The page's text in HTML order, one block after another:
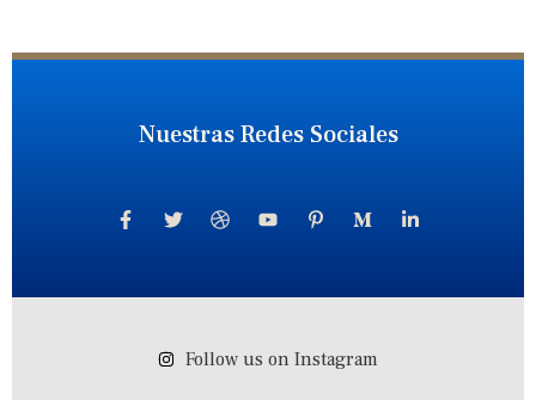
Nuestras Redes Sociales
Follow us on Instagram